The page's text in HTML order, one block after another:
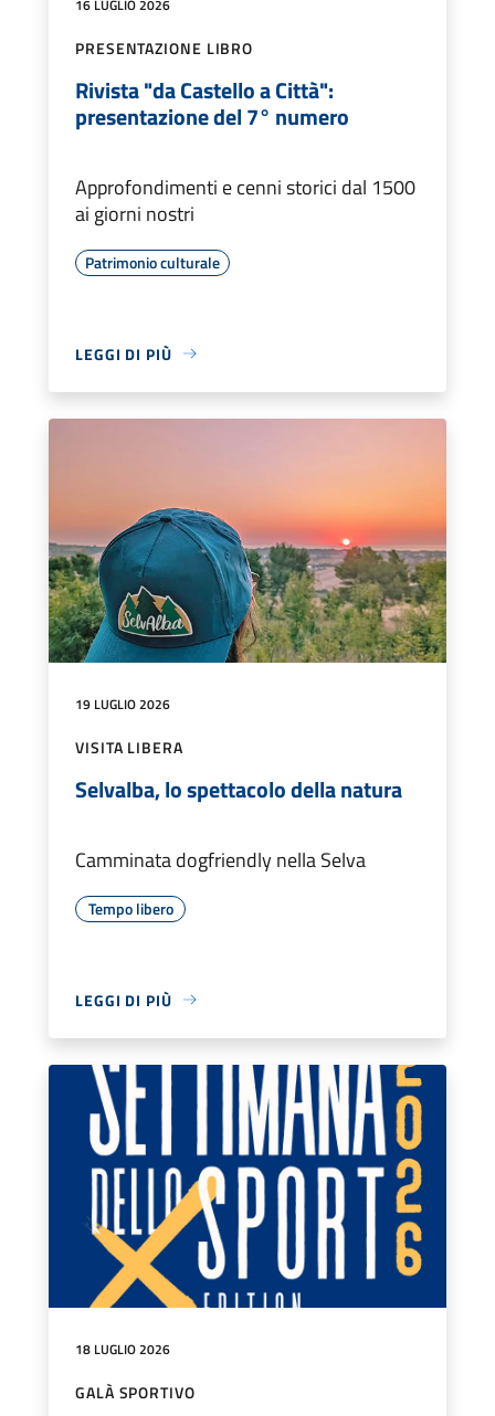
16 LUGLIO 2026
PRESENTAZIONE LIBRO
Rivista "da Castello a Città":
presentazione del 7° numero
Approfondimenti e cenni storici dal 1500
ai giorni nostri
Patrimonio culturale
LEGGI DI PIÙ
19 LUGLIO 2026
VISITA LIBERA
Selvalba, lo spettacolo della natura
Camminata dogfriendly nella Selva
Tempo libero
LEGGI DI PIÙ
18 LUGLIO 2026
GALÀ SPORTIVO